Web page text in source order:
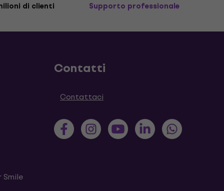
di clienti Supporto professionale
Smile
Contatti
Contattaci